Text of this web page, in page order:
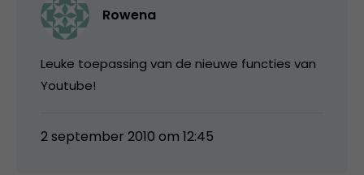
Rowena
Leuke toepassing van de nieuwe functies van
Youtube!
2 september 2010 om 12:45